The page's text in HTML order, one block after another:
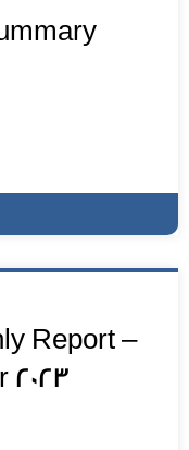
Report –
2023